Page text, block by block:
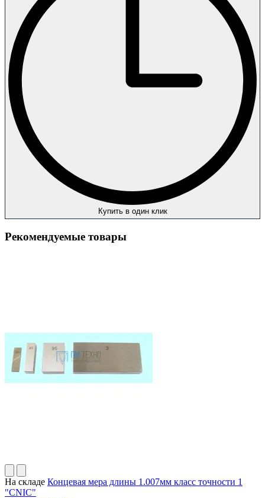
Купить в один клик
Рекомендуемые товары
На складе Концевая мера длины 1.007мм класс точности 1
"CNIC"